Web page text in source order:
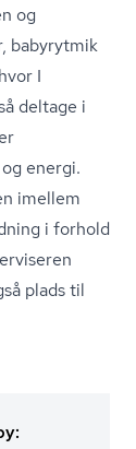
og
babyrytmik
I
deltage i
energi.
imellem
i forhold
plads til